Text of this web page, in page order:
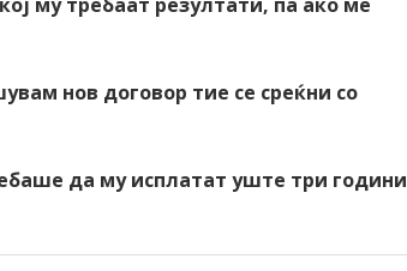
нов договор тие се среќни со
да му исплатат уште три години